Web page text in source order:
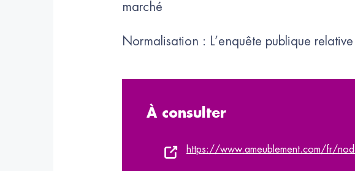
marché
Normalisation : L’enquête publique
À consulter
https://www.ameublement.com/fr/